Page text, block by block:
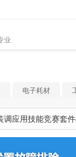
业
电子耗材
应用技能竞赛套